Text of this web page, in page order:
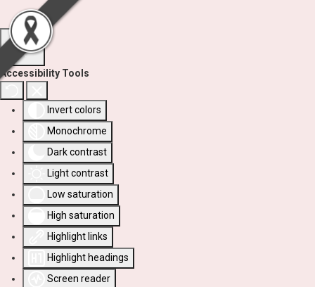
Accessibility Tools
Invert colors
Monochrome
Dark contrast
Light contrast
Low saturation
High saturation
Highlight links
Highlight headings
Screen reader